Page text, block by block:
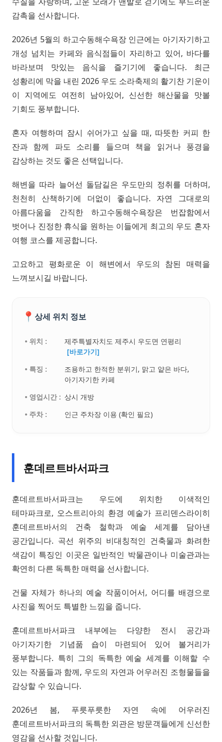
감촉을 선사합니다.
2026년 5월의 하고수동해수욕장 인근에는 아기자기하고
개성 넘치는 카페와 음식점들이 자리하고 있어, 바다를
바라보며 맛있는 음식을 즐기기에 좋습니다. 최근
성황리에 막을 내린 2026 우도 소라축제의 활기찬 기운이
이 지역에도 여전히 남아있어, 신선한 해산물을 맛볼
기회도 풍부합니다.
혼자 여행하며 잠시 쉬어가고 싶을 때, 따뜻한 커피 한
잔과 함께 파도 소리를 들으며 책을 읽거나 풍경을
감상하는 것도 좋은 선택입니다.
해변을 따라 늘어선 돌담길은 우도만의 정취를 더하며,
천천히 산책하기에 더없이 좋습니다. 자연 그대로의
아름다움을 간직한 하고수동해수욕장은 번잡함에서
벗어나 진정한 휴식을 원하는 이들에게 최고의 우도 혼자
여행 코스를 제공합니다.
고요하고 평화로운 이 해변에서 우도의 참된 매력을
느껴보시길 바랍니다.
📍 상세 위치 정보
• 위치 :
제주특별자치도 제주시 우도면 연평리
[바로가기]
• 특징 :
조용하고 한적한 분위기, 맑고 얕은 바다,
아기자기한 카페
• 영업시간 : 상시 개방
• 주차 :
인근 주차장 이용 (확인 필요)
훈데르트바서파크
훈데르트바서파크는 우도에 위치한 이색적인
테마파크로, 오스트리아의 환경 예술가 프리덴스라이히
훈데르트바서의 건축 철학과 예술 세계를 담아낸
공간입니다. 곡선 위주의 비대칭적인 건축물과 화려한
색감이 특징인 이곳은 일반적인 박물관이나 미술관과는
확연히 다른 독특한 매력을 선사합니다.
건물 자체가 하나의 예술 작품이어서, 어디를 배경으로
사진을 찍어도 특별한 느낌을 줍니다.
훈데르트바서파크 내부에는 다양한 전시 공간과
아기자기한 기념품 숍이 마련되어 있어 볼거리가
풍부합니다. 특히 그의 독특한 예술 세계를 이해할 수
있는 작품들과 함께, 우도의 자연과 어우러진 조형물들을
감상할 수 있습니다.
2026년 봄, 푸릇푸릇한 자연 속에 어우러진
훈데르트바서파크의 독특한 외관은 방문객들에게 신선한
영감을 선사할 것입니다.